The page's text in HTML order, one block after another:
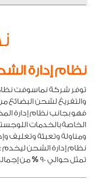
نظام إدارة
توفر شركة نماسوفت
والتفريغ لشحن البضائع
فهو بجانب نظام إدارة
الخاصة بالخدمات
ومناولة وتعبئة وتغليف
نظام إدارة الشحن
تمثل حوالي 90 % من إجمالي حركات الشحن بالعالم.